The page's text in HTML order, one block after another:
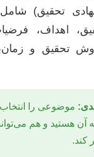
تحقیق) شامل
اهداف،
تحقیق و
موضوعی را انتخاب
هستید و هم می‌تواند